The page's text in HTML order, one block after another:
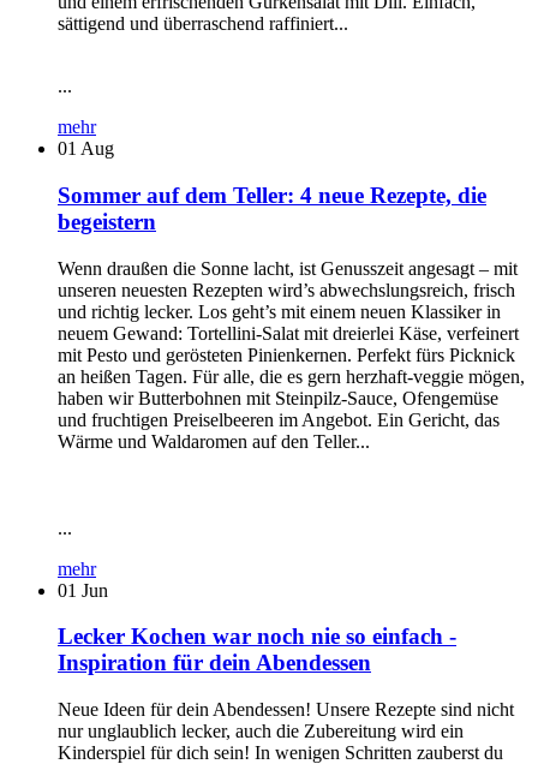
sättigend und überraschend raffiniert...
...
mehr
01 Aug
Sommer auf dem Teller: 4 neue Rezepte, die
begeistern
Wenn draußen die Sonne lacht, ist Genusszeit angesagt – mit
unseren neuesten Rezepten wird’s abwechslungsreich, frisch
und richtig lecker. Los geht’s mit einem neuen Klassiker in
neuem Gewand: Tortellini-Salat mit dreierlei Käse, verfeinert
mit Pesto und gerösteten Pinienkernen. Perfekt fürs Picknick
an heißen Tagen. Für alle, die es gern herzhaft-veggie mögen,
haben wir Butterbohnen mit Steinpilz-Sauce, Ofengemüse
und fruchtigen Preiselbeeren im Angebot. Ein Gericht, das
Wärme und Waldaromen auf den Teller...
...
mehr
01 Jun
Lecker Kochen war noch nie so einfach -
Inspiration für dein Abendessen
Neue Ideen für dein Abendessen! Unsere Rezepte sind nicht
nur unglaublich lecker, auch die Zubereitung wird ein
Kinderspiel für dich sein! In wenigen Schritten zauberst du